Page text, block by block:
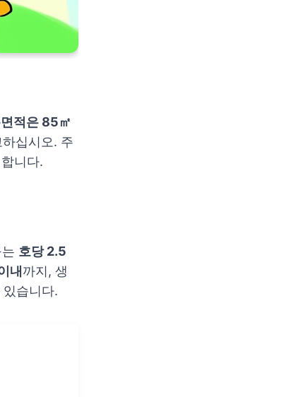
적은 85㎡
십시오. 주
니다.
호당 2.5
내 까지, 생
습니다.